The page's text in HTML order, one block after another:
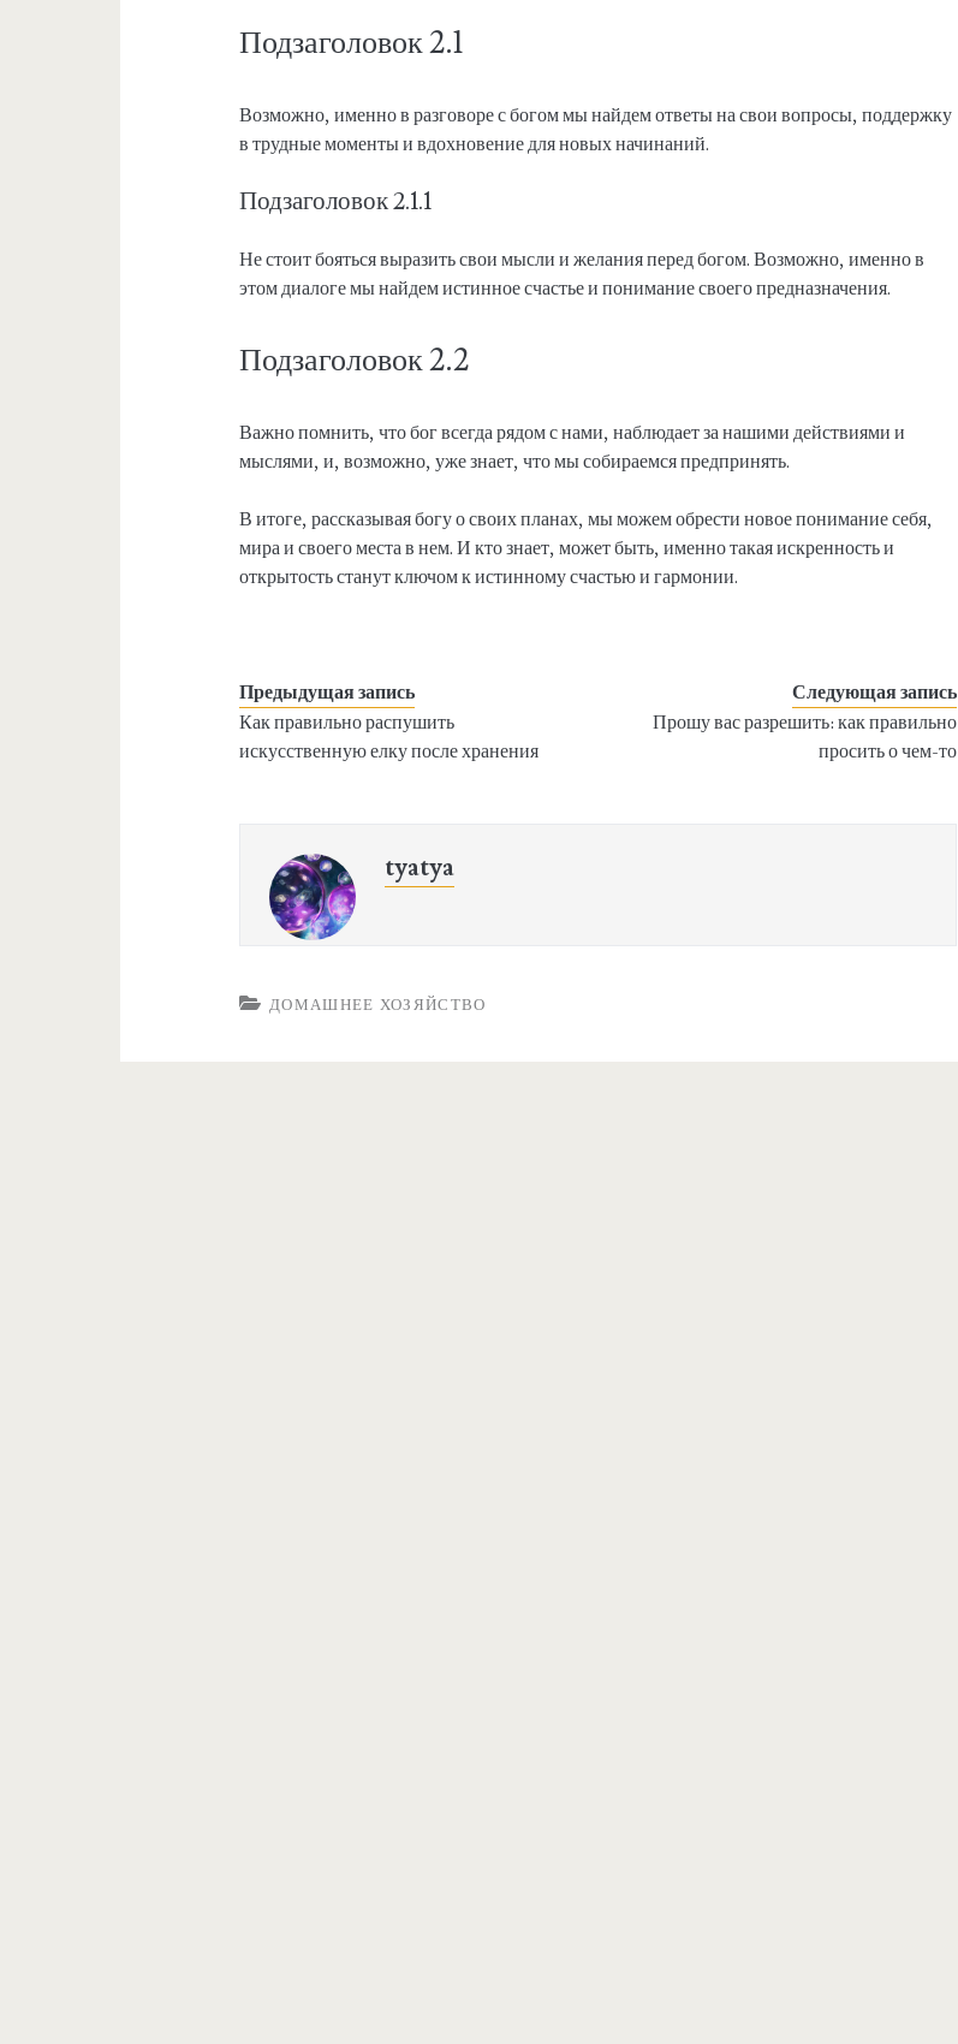
Подзаголовок 2.1
Возможно, именно в разговоре с богом мы найдем ответы на свои вопросы, поддержку
в трудные моменты и вдохновение для новых начинаний.
Подзаголовок 2.1.1
Не стоит бояться выразить свои мысли и желания перед богом. Возможно, именно в
этом диалоге мы найдем истинное счастье и понимание своего предназначения.
Подзаголовок 2.2
Важно помнить, что бог всегда рядом с нами, наблюдает за нашими действиями и
мыслями, и, возможно, уже знает, что мы собираемся предпринять.
В итоге, рассказывая богу о своих планах, мы можем обрести новое понимание себя,
мира и своего места в нем. И кто знает, может быть, именно такая искренность и
открытость станут ключом к истинному счастью и гармонии.
Предыдущая запись
Как правильно распушить
искусственную елку после хранения
Следующая запись
Прошу вас разрешить: как правильно
просить о чем-то
tyatya
ДОМАШНЕЕ ХОЗЯЙСТВО